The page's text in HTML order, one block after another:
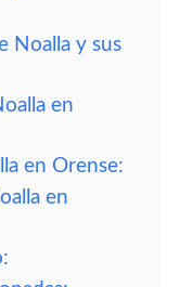
Noalla y sus
en
en Orense:
en